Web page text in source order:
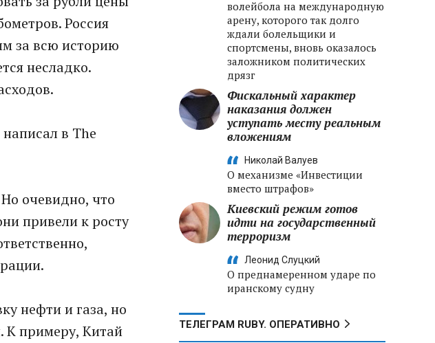
Россия
за всю историю
несладко.
в The
очевидно, что
привели к росту
нефти и газа, но
К примеру, Китай
стране
волейбола на международную
арену, которого так долго
ждали болельщики и
спортсмены, вновь оказалось
заложником политических
дрязг
Фискальный характер
наказания должен
уступать месту реальным
вложениям
Николай Валуев
О механизме «Инвестиции
вместо штрафов»
Киевский режим готов
идти на государственный
терроризм
Леонид Слуцкий
О преднамеренном ударе по
иранскому судну
ТЕЛЕГРАМ RUBY. ОПЕРАТИВНО